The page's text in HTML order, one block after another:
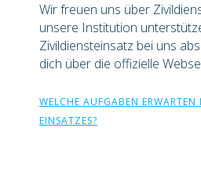
Wir freuen uns über
unsere Institution
Zivildiensteinsatz bei uns
dich über die offizielle
WELCHE AUFGABEN
EINSATZES?